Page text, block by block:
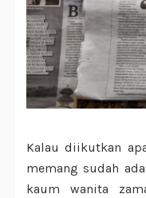
Kalau diikutkan
memang sudah
kaum wanita